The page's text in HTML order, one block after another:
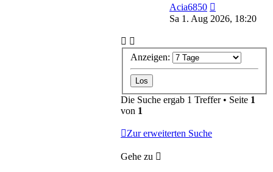
Acia6850
Sa 1. Aug 2026, 18:20
Anzeigen:
Die Suche ergab 1 Treffer • Seite 1
von 1
Zur erweiterten Suche
Gehe zu